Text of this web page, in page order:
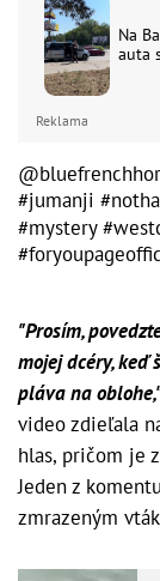
Na
auta
Reklama
#jumanji
#mystery
"Prosím,
mojej dcéry, keď
pláva na
video zdieľala
hlas, pričom je
Jeden z
zmrazeným